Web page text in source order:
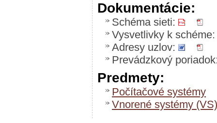
Dokumentácie:
Schéma sieti:
Vysvetlivky k
Adresy uzlov:
Prevádzkový
Predmety:
Počítačové systémy
Vnorené systémy (VS)